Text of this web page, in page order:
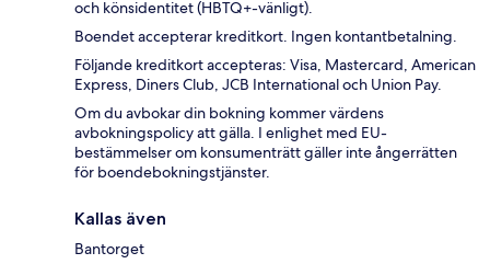
och könsidentitet (HBTQ+-vänligt).
Boendet accepterar kreditkort. Ingen kontantbetalning.
Följande kreditkort accepteras: Visa, Mastercard, American
Express, Diners Club, JCB International och Union Pay.
Om du avbokar din bokning kommer värdens
avbokningspolicy att gälla. I enlighet med EU-
bestämmelser om konsumenträtt gäller inte ångerrätten
för boendebokningstjänster.
Kallas även
Bantorget